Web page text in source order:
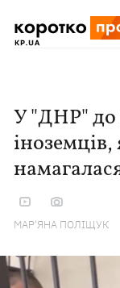
У "ДНР" до
МАР'ЯНА ПОЛІЩУК